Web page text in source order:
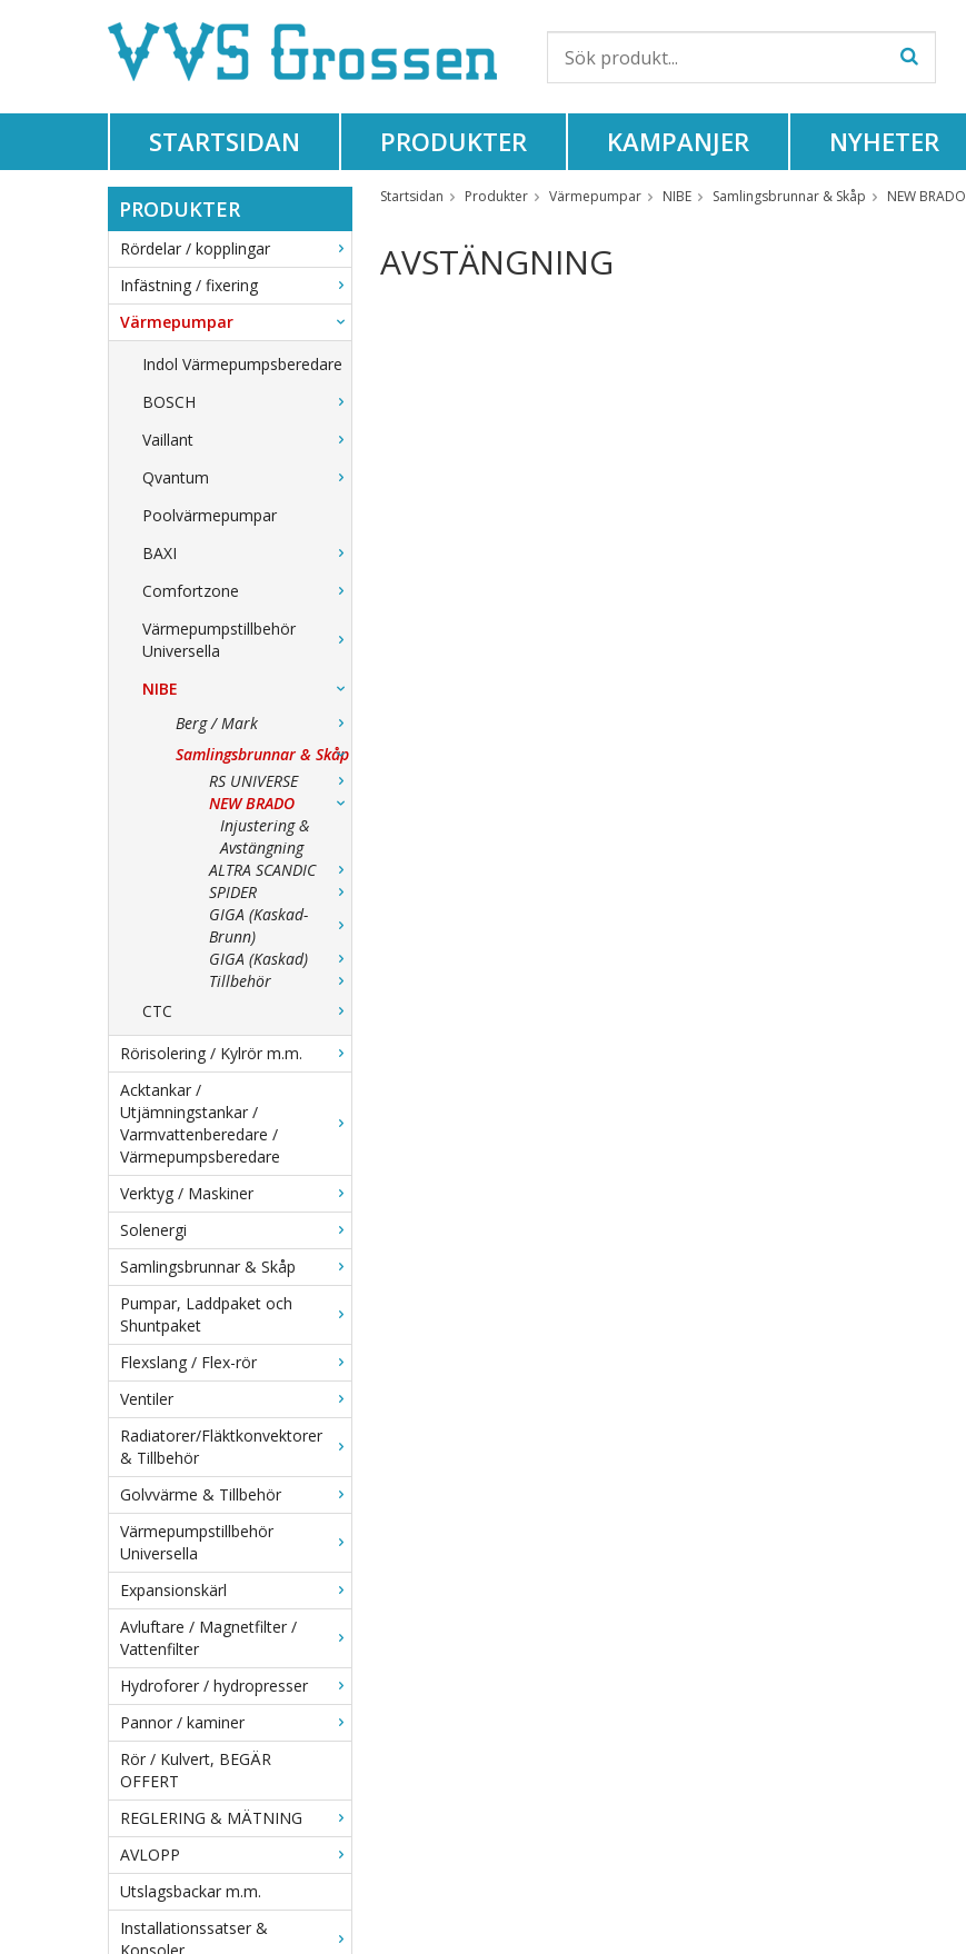
STARTSIDAN PRODUKTER KAMPANJER NYHETER
PRODUKTER
Rördelar / kopplingar
Infästning / fixering
Värmepumpar
Indol Värmepumpsberedare
BOSCH
Vaillant
Qvantum
Poolvärmepumpar
BAXI
Comfortzone
Värmepumpstillbehör
Universella
NIBE
Berg / Mark
Samlingsbrunnar & Skåp
RS UNIVERSE
NEW BRADO
Injustering &
Avstängning
ALTRA SCANDIC
SPIDER
GIGA (Kaskad-
Brunn)
GIGA (Kaskad)
Tillbehör
CTC
Rörisolering / Kylrör m.m.
Acktankar /
Utjämningstankar /
Varmvattenberedare /
Värmepumpsberedare
Verktyg / Maskiner
Solenergi
Samlingsbrunnar & Skåp
Pumpar, Laddpaket och
Shuntpaket
Flexslang / Flex-rör
Ventiler
Radiatorer/Fläktkonvektorer
& Tillbehör
Golvvärme & Tillbehör
Värmepumpstillbehör
Universella
Expansionskärl
Avluftare / Magnetfilter /
Vattenfilter
Hydroforer / hydropresser
Pannor / kaminer
Rör / Kulvert, BEGÄR
OFFERT
REGLERING & MÄTNING
AVLOPP
Utslagsbackar m.m.
Installationssatser &
Startsidan Produkter Värmepumpar NIBE Samlingsbrunnar & Skåp NEW BRADO
AVSTÄNGNING